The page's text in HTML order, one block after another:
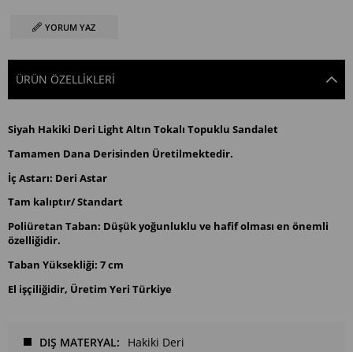
YORUM YAZ
ÜRÜN ÖZELLIKLERI
Siyah Hakiki Deri Light Altın Tokalı Topuklu Sandalet
Tamamen Dana Derisinden Üretilmektedir.
İç Astarı: Deri Astar
Tam kalıptır/ Standart
Poliüretan Taban: Düşük yoğunluklu ve hafif olması en önemli
özelliğidir.
Taban Yüksekliği: 7 cm
El işçiliğidir, Üretim Yeri Türkiye
DIŞ MATERYAL
Hakiki Deri